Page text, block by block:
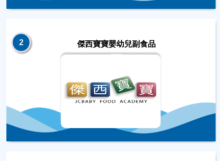
2 傑西寶寶嬰幼兒副食品